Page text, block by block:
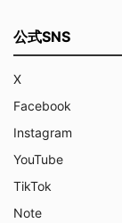
公式SNS
X
Facebook
Instagram
YouTube
TikTok
Note